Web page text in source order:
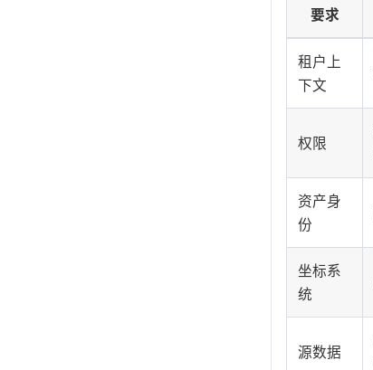
要求
租户上
下文
权限
资产身
份
坐标系
统
源数据